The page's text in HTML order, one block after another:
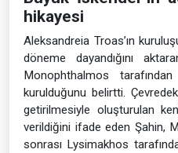
hikayesi
Aleksandreia Troas’ın
döneme dayandığını
Monophthalmos
kurulduğunu belirtti.
getirilmesiyle oluşturulan
verildiğini ifade eden Şahin,
sonrası Lysimakhos